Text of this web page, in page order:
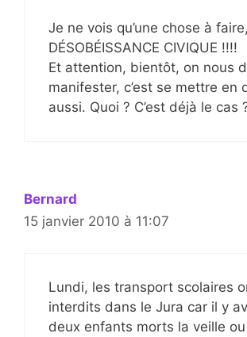
Je ne vois qu’une chose à faire,
DÉSOBÉISSANCE CIVIQUE !!!!
Et attention, bientôt, on nous
manifester, c’est se mettre en
aussi. Quoi ? C’est déjà le cas
Bernard
15 janvier 2010 à 11:07
Lundi, les transport scolaires
interdits dans le Jura car il y
deux enfants morts la veille ou